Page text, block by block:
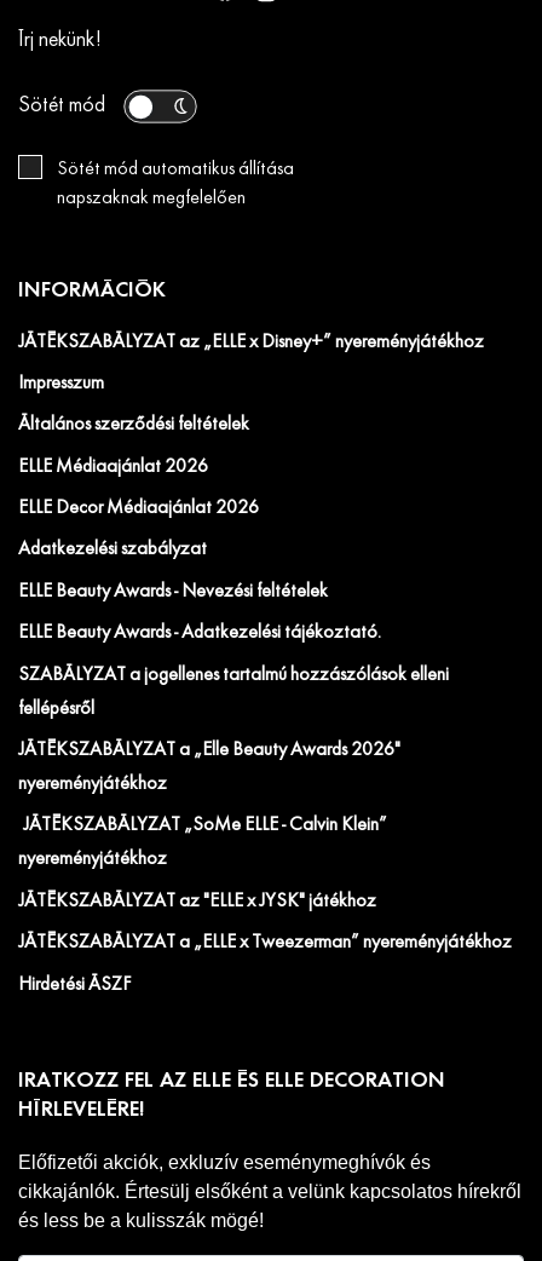
Írj nekünk!
Sötét mód
Sötét mód automatikus állítása
napszaknak megfelelően
INFORMÁCIÓK
JÁTÉKSZABÁLYZAT az „ELLE x Disney+” nyereményjátékhoz
Impresszum
Általános szerződési feltételek
ELLE Médiaajánlat 2026
ELLE Decor Médiaajánlat 2026
Adatkezelési szabályzat
ELLE Beauty Awards - Nevezési feltételek
ELLE Beauty Awards - Adatkezelési tájékoztató.
SZABÁLYZAT a jogellenes tartalmú hozzászólások elleni
fellépésről
JÁTÉKSZABÁLYZAT a „Elle Beauty Awards 2026"
nyereményjátékhoz
JÁTÉKSZABÁLYZAT „SoMe ELLE - Calvin Klein”
nyereményjátékhoz
JÁTÉKSZABÁLYZAT az "ELLE x JYSK" játékhoz
JÁTÉKSZABÁLYZAT a „ELLE x Tweezerman” nyereményjátékhoz
Hirdetési ÁSZF
IRATKOZZ FEL AZ ELLE ÉS ELLE DECORATION
HÍRLEVELÉRE!
Előfizetői akciók, exkluzív eseménymeghívók és
cikkajánlók. Értesülj elsőként a velünk kapcsolatos hírekről
és less be a kulisszák mögé!